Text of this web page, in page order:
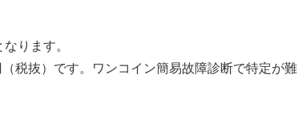
ります。
税抜）です。ワンコイン簡易故障診断で特定が難